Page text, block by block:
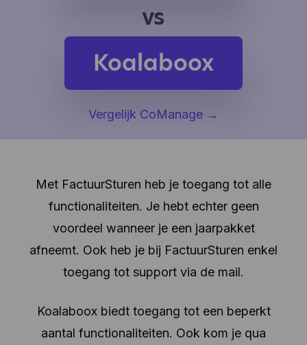
vs
Koalaboox
Vergelijk CoManage →
Met FactuurSturen heb je toegang tot alle
functionaliteiten. Je hebt echter geen
voordeel wanneer je een jaarpakket
afneemt. Ook heb je bij FactuurSturen enkel
toegang tot support via de mail.
Koalaboox biedt toegang tot een beperkt
aantal functionaliteiten. Ook kom je qua